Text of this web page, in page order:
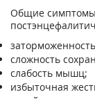
Общие симптомы
сложность
слабость мышц;
избыточная